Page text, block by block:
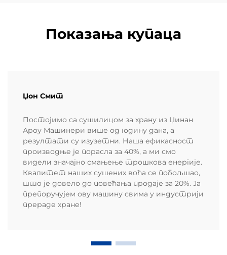
Показања купаца
Џон Смит
Постојимо са сушилицом за храну из Џинан
Ароу Машинери више од годину дана, а
резултати су изузетни. Наша ефикасност
производње је порасла за 40%, а ми смо
видели значајно смањење трошкова енергије.
Квалитет наших сушених воћа се побољшао,
што је довело до повећања продаје за 20%. Ја
препоручујем ову машину свима у индустрији
прераде хране!